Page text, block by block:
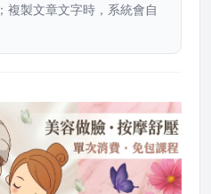
；複製文章文字時，系統會自